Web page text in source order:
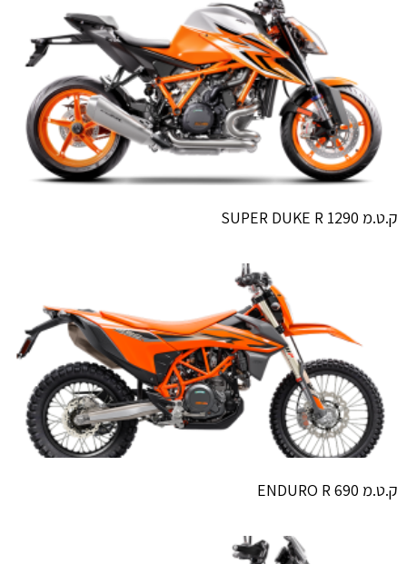
ק.ט.מ 1290 SUPER DUKE R
ק.ט.מ 690 ENDURO R